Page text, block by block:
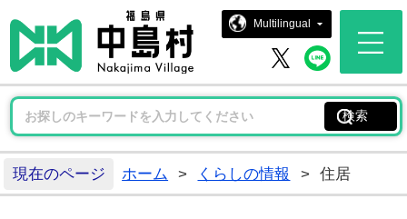
中島村ホ
Multilingual
中島村 X中島
現在のページ ホーム > くらしの情報 > 住居